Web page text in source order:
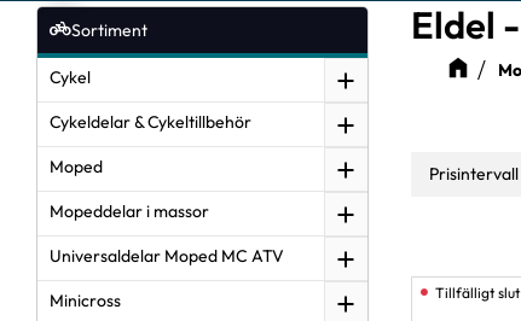
Eldel
Prisintervall
Sortiment
Cykel
Cykeldelar & Cykeltillbehör
Moped
Mopeddelar i massor
Universaldelar Moped MC ATV
Minicross